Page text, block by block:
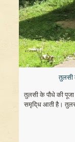
तुलसी
तुलसी के पौधे की
समृदि्ध आती है।